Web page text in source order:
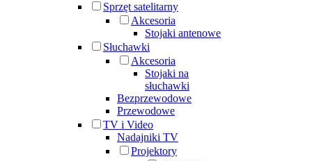
Sprzęt satelitarny
Akcesoria
Stojaki antenowe
Słuchawki
Akcesoria
Stojaki na
słuchawki
Bezprzewodowe
Przewodowe
TV i Video
Nadajniki TV
Projektory